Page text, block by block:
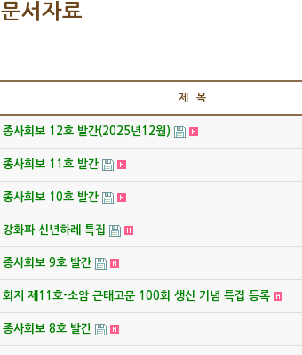
문서자료
제 목
종사회보 12호 발간(2025년12월)
종사회보 11호 발간
종사회보 10호 발간
강화파 신년하례 특집
종사회보 9호 발간
회지 제11호-소암 근태고문 100회 생신 기념 특집 등록
종사회보 8호 발간